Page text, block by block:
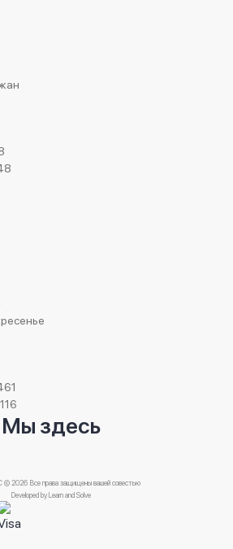
Мы здесь
© 2026 Все права защищены вашей совестью
Developed byLearn and Solve